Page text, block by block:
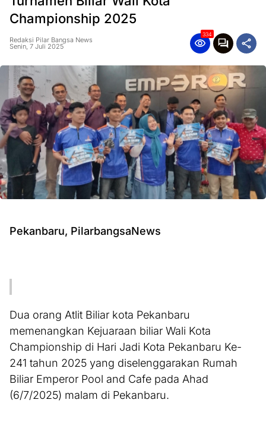
Championship 2025
Redaksi Pilar Bangsa News
Senin, 7 Juli 2025
334
Pekanbaru, PilarbangsaNews
Dua orang Atlit Biliar kota Pekanbaru
memenangkan Kejuaraan biliar Wali Kota
Championship di Hari Jadi Kota Pekanbaru Ke-
241 tahun 2025 yang diselenggarakan Rumah
Biliar Emperor Pool and Cafe pada Ahad
(6/7/2025) malam di Pekanbaru.